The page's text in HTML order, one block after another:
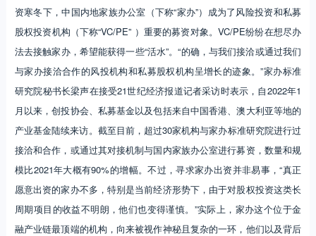
资寒冬下，中国内地家族办公室（下称“家办”）成为了风险投资和私募
股权投资机构（下称“VC/PE” ）重要的募资对象。VC/PE纷纷在想尽办
法去接触家办，希望能获得一些“活水”。“的确，与我们接洽或通过我们
与家办接洽合作的风投机构和私募股权机构呈增长的迹象。”家办标准
研究院秘书长梁声在接受21世纪经济报道记者采访时表示，自2022年1
月以来，创投协会、私募基金以及包括来自中国香港、澳大利亚等地的
产业基金陆续来访。截至目前，超过30家机构与家办标准研究院进行过
接洽和合作，或通过其对接机制与国内家族办公室进行募资，数量和规
模比2021年大概有90%的增幅。不过，寻求家办出资并非易事，“真正
愿意出资的家办不多，特别是当前经济形势下，由于对股权投资这类长
周期项目的收益不明朗，他们也变得谨慎。”实际上，家办这个位于金
融产业链最顶端的机构，向来被视作神秘且复杂的一环，他们以及背后